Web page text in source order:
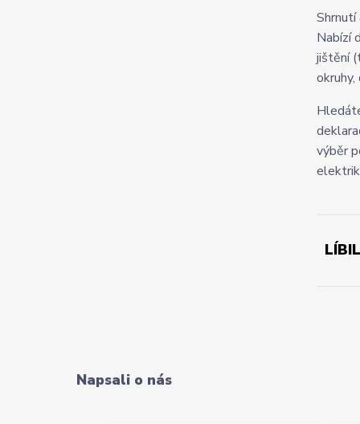
Nabízí
jištění
výběr
Napsali o nás